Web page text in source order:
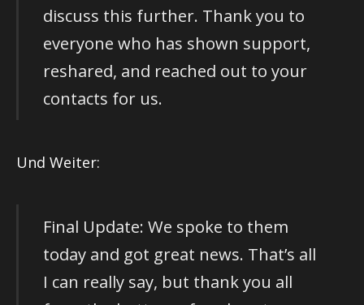
discuss this further. Thank you to
everyone who has shown support,
reshared, and reached out to your
contacts for us.
Und Weiter:
Final Update: We spoke to them
today and got great news. That’s all
I can really say, but thank you all